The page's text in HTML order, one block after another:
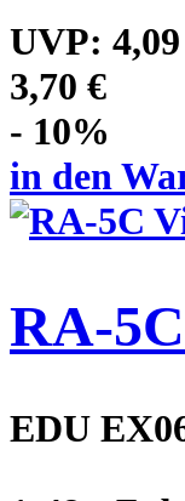
UVP:
3,70 €
- 10%
in den
RA-
EDU